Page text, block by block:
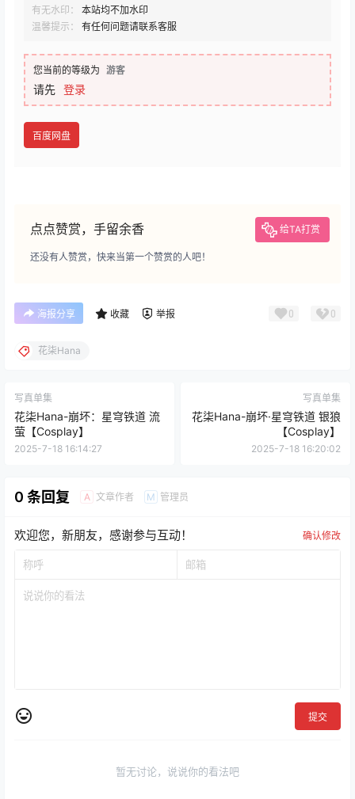
有无水印：
本站均不加水印
温馨提示：
有任何问题请联系客服
您当前的等级为 游客
请先 登录
百度网盘
点点赞赏，手留余香 给TA打赏
还没有人赞赏，快来当第一个赞赏的人吧！
海报分享 收藏 举报 0 0
花柒Hana
写真单集
花柒Hana-崩坏：星穹铁道 流
萤【Cosplay】
2025-7-18 16:14:27
写真单集
花柒Hana-崩坏·星穹铁道 银狼
【Cosplay】
2025-7-18 16:20:02
0 条回复 A 文章作者 M 管理员
欢迎您，新朋友，感谢参与互动！ 确认修改
提交
暂无讨论，说说你的看法吧